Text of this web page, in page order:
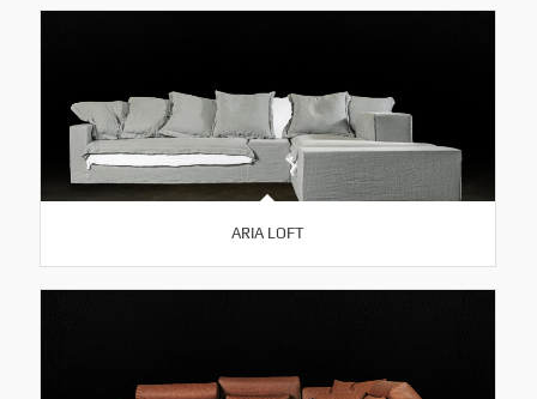
ARIA LOFT